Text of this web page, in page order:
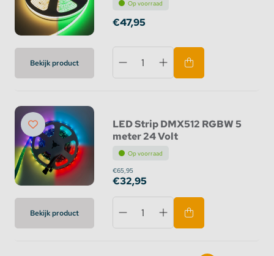
Bekijk product
Op voorraad
€47,95
Bekijk product
LED Strip DMX512 RGBW 5
meter 24 Volt
Op voorraad
€65,95
€32,95